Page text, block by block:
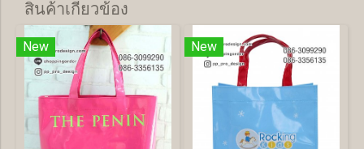
สินค้าเกี่ยวข้อง
New New